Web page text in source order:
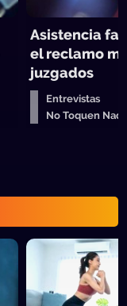
Asistencia
el reclamo
juzgados
Entrevistas
No Toquen